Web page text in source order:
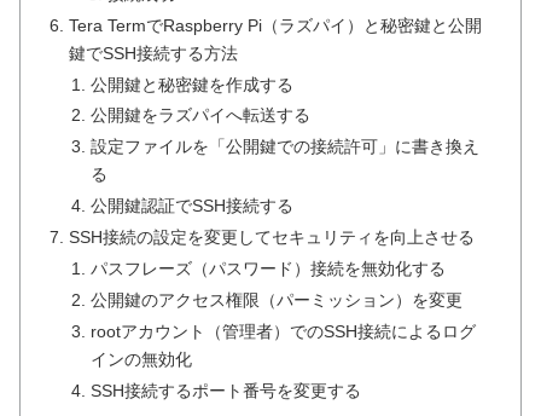
Tera TermでRaspberry Pi（ラズパイ）と秘密鍵と公開
鍵でSSH接続する方法
公開鍵と秘密鍵を作成する
公開鍵をラズパイへ転送する
設定ファイルを「公開鍵での接続許可」に書き換え
る
公開鍵認証でSSH接続する
SSH接続の設定を変更してセキュリティを向上させる
パスフレーズ（パスワード）接続を無効化する
公開鍵のアクセス権限（パーミッション）を変更
rootアカウント（管理者）でのSSH接続によるログ
インの無効化
SSH接続するポート番号を変更する